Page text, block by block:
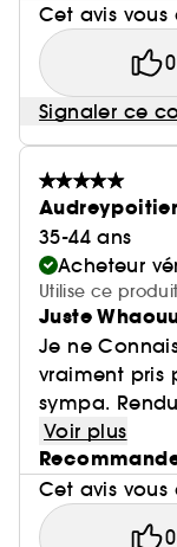
Cet avis
0
Signaler ce
35-44 ans
Acheteur
Utilise ce
Juste
Je ne
vraiment pris
sympa.
Voir plus
Cet avis
0